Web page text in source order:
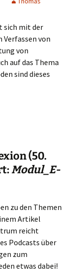
sich mit der
von
von
auf das Thema
sind dieses
(50.
Modul_E-
zu den Themen
Artikel
reicht
Podcasts über
zum
etwas dabei!